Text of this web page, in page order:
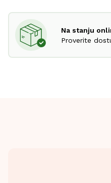
Na stanju
Proverite